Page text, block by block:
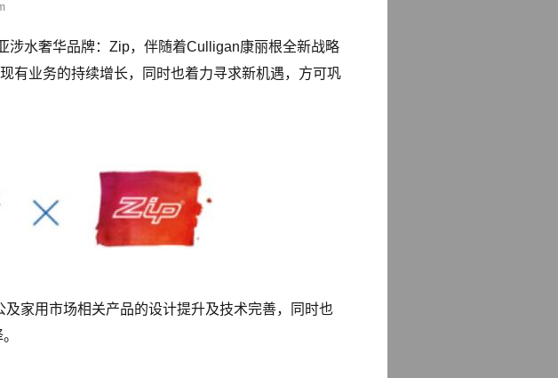
涉水奢华品牌：Zip，伴随着Culligan康丽根全新战略
有业务的持续增长，同时也着力寻求新机遇，方可巩
家用市场相关产品的设计提升及技术完善，同时也